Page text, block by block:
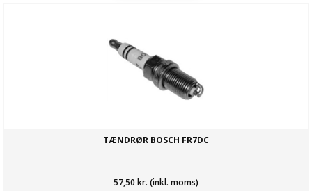
TÆNDRØR BOSCH FR7DC
57,50 kr. (inkl. moms)